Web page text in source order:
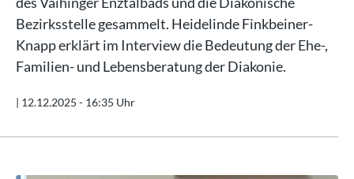
Bezirksstelle gesammelt. Heidelinde Finkbeiner-
Knapp erklärt im Interview die Bedeutung der Ehe-,
Familien- und Lebensberatung der Diakonie.
| 12.12.2025 - 16:35 Uhr